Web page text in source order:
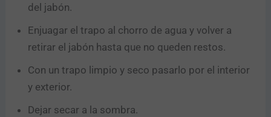
del jabón.
Enjuagar el trapo al chorro de agua y volver a
retirar el jabón hasta que no queden restos.
Con un trapo limpio y seco pasarlo por el interior
y exterior.
Dejar secar a la sombra.